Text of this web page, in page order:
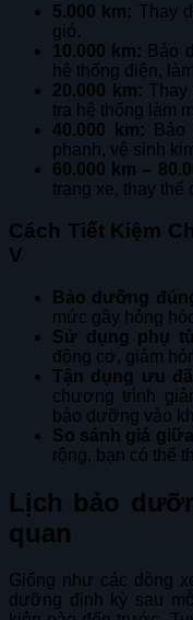
5.000 km: Thay
gió.
10.000 km: Bảo
hệ thống điện,
20.000 km: Thay
tra hệ thống làm
40.000 km: Bảo
phanh, vệ sinh
60.000 km –
trạng xe, thay thế
Cách Tiết Kiệm
V
Bảo dưỡng
mức gây hỏng
Sử dụng phụ
động cơ, giảm
Tận dụng ưu
chương trình
bảo dưỡng vào
So sánh giá
rộng, bạn có thể
Lịch bảo
quan
Giống như các dòng
dưỡng định kỳ sau